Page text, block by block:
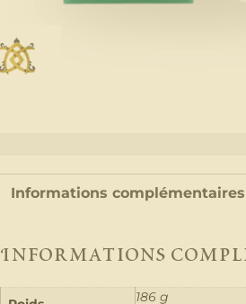
Informations complémentaires
Informations
186 g